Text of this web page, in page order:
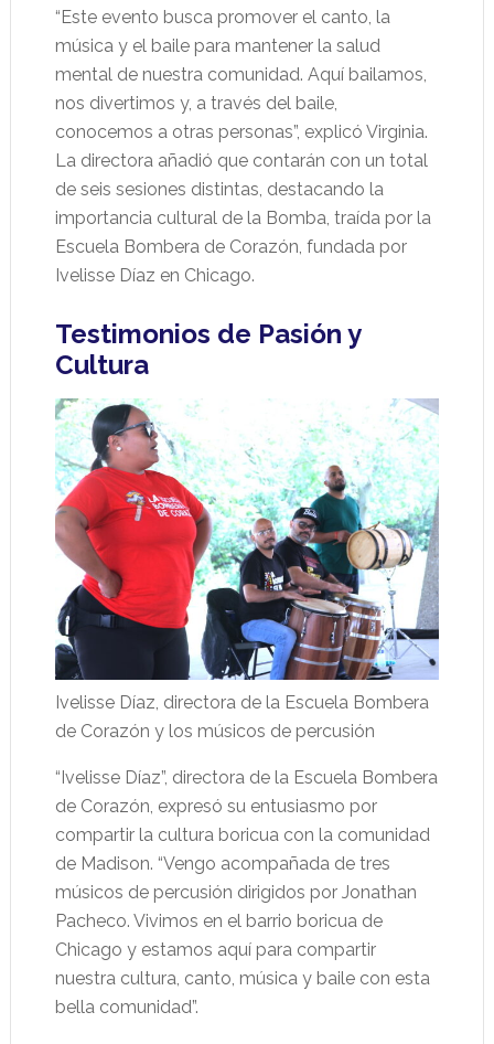
“Este evento busca promover el canto, la
música y el baile para mantener la salud
mental de nuestra comunidad. Aquí bailamos,
nos divertimos y, a través del baile,
conocemos a otras personas”, explicó Virginia.
La directora añadió que contarán con un total
de seis sesiones distintas, destacando la
importancia cultural de la Bomba, traída por la
Escuela Bombera de Corazón, fundada por
Ivelisse Díaz en Chicago.
Testimonios de Pasión y
Cultura
Ivelisse Díaz, directora de la Escuela Bombera
de Corazón y los músicos de percusión
“Ivelisse Díaz”, directora de la Escuela Bombera
de Corazón, expresó su entusiasmo por
compartir la cultura boricua con la comunidad
de Madison. “Vengo acompañada de tres
músicos de percusión dirigidos por Jonathan
Pacheco. Vivimos en el barrio boricua de
Chicago y estamos aquí para compartir
nuestra cultura, canto, música y baile con esta
bella comunidad”.